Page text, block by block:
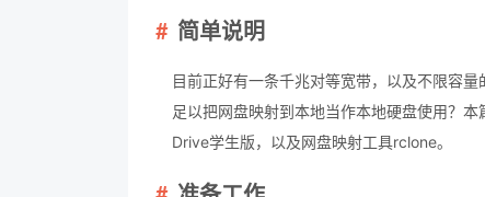
简单说明
目前正好有一条千兆对等宽带，以及不限容
足以把网盘映射到本地当作本地硬盘使用？
Drive学生版，以及网盘映射工具rclone。